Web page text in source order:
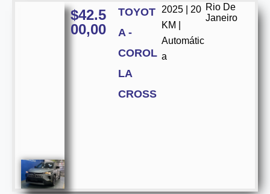
$42.5
00,00
TOYOT
A -
COROL
LA
CROSS
2025 | 20
KM |
Automátic
a
Rio De
Janeiro